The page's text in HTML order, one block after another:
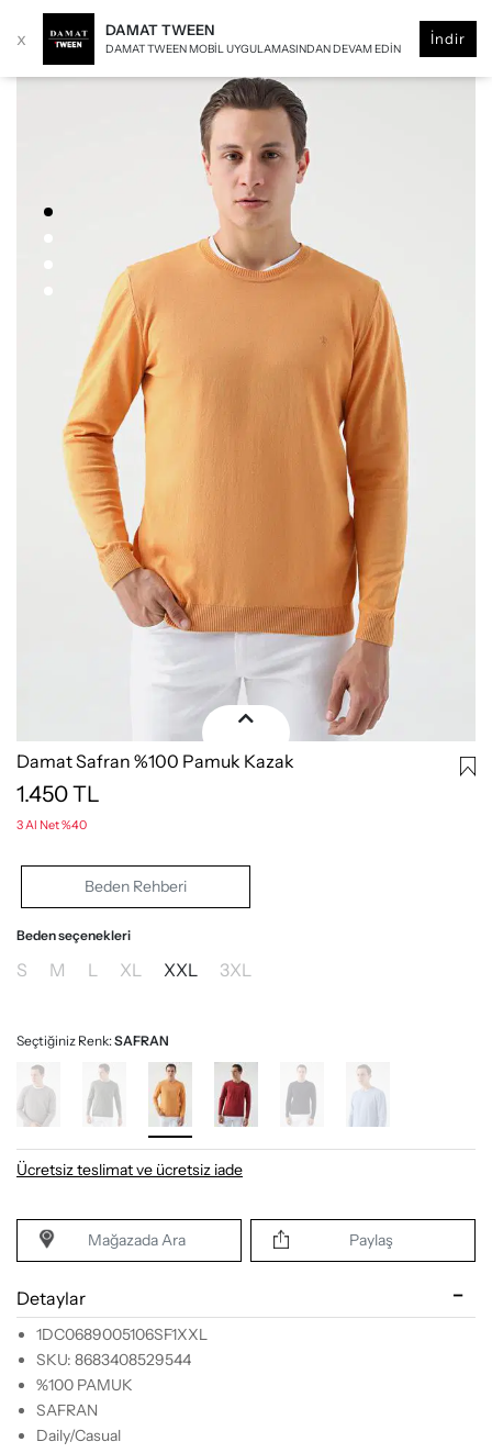
x DAMAT TWEEN
DAMAT TWEEN MOBIL UYGULAMASINDAN DEVAM EDIN
İndir
Damat Safran %100 Pamuk Kazak
1.450TL
3 Al Net %40
Beden Rehberi
Beden seçenekleri
S M L XL XXL 3XL
Seçtiğiniz Renk:SAFRAN
Ücretsiz teslimat ve ücretsiz iade
Mağazada Ara Paylaş
Detaylar
1DC0689005106SF1XXL
SKU: 8683408529544
%100 PAMUK
SAFRAN
Daily/Casual